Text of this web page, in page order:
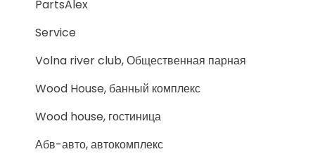
PartsAlex
Service
Volna river club, Общественная парная
Wood House, банный комплекс
Wood house, гостиница
Абв-авто, автокомплекс